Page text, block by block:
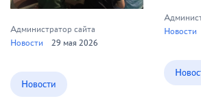
Администратор сайта
Новости
29 мая 2026
Новости
Новости